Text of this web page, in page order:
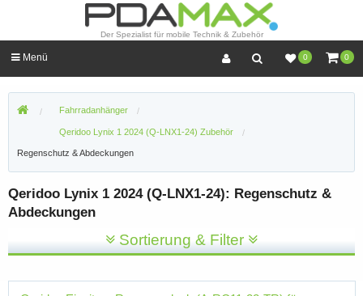
Der Spezialist für mobile Technik & Zubehör
0 0
Menü
Fahrradanhänger
Qeridoo Lynix 1 2024 (Q-LNX1-24) Zubehör
Regenschutz & Abdeckungen
Qeridoo Lynix 1 2024 (Q-LNX1-24): Regenschutz &
Abdeckungen
Sortierung & Filter